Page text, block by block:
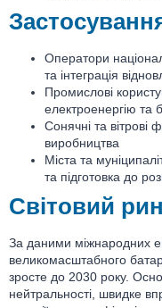
Оператори
та інтеграція
Промислові
електроенергію та
Сонячні та вітрові
виробництва
Міста та
та підготовка до
Світовий
За даними міжнародних
великомасштабного
зросте до 2030 року.
нейтральності, швидке